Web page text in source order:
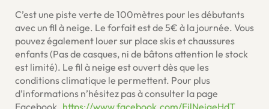
C’est une piste verte de 100mètres pour les débutants
avec un fil à neige. Le forfait est de 5€ à la journée. Vous
pouvez également louer sur place skis et chaussures
enfants (Pas de casques, ni de bâtons attention le stock
est limité). Le fil à neige est ouvert dès que les
conditions climatique le permettent. Pour plus
d’informations n’hésitez pas à consulter la page